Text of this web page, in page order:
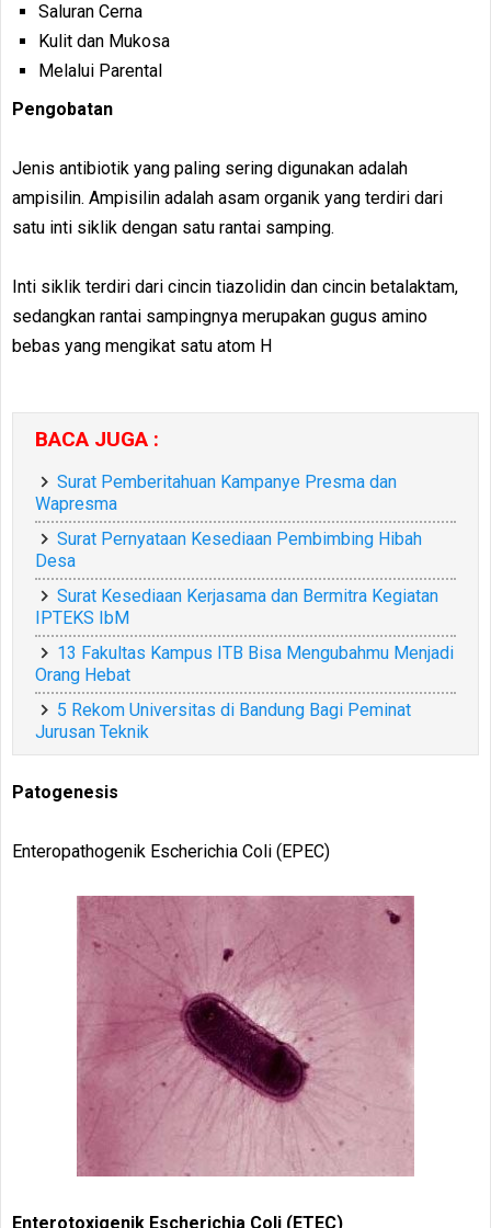
Saluran Cerna
Kulit dan Mukosa
Melalui Parental
Pengobatan
Jenis antibiotik yang paling sering digunakan adalah
ampisilin. Ampisilin adalah asam organik yang terdiri dari
satu inti siklik dengan satu rantai samping.
Inti siklik terdiri dari cincin tiazolidin dan cincin betalaktam,
sedangkan rantai sampingnya merupakan gugus amino
bebas yang mengikat satu atom H
BACA JUGA :
Surat Pemberitahuan Kampanye Presma dan
Wapresma
Surat Pernyataan Kesediaan Pembimbing Hibah
Desa
Surat Kesediaan Kerjasama dan Bermitra Kegiatan
IPTEKS IbM
13 Fakultas Kampus ITB Bisa Mengubahmu Menjadi
Orang Hebat
5 Rekom Universitas di Bandung Bagi Peminat
Jurusan Teknik
Patogenesis
Enteropathogenik Escherichia Coli (EPEC)
Enterotoxigenik Escherichia Coli (ETEC)